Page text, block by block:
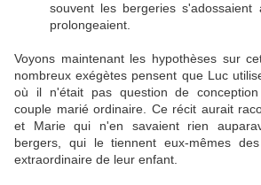
souvent les bergeries
prolongeaient.
Voyons maintenant les hypothèses sur
nombreux exégètes pensent que Luc
où il n'était pas question de
couple marié ordinaire. Ce récit aurait
et Marie qui n'en savaient rien
bergers, qui le tiennent eux-mêmes
extraordinaire de leur enfant.